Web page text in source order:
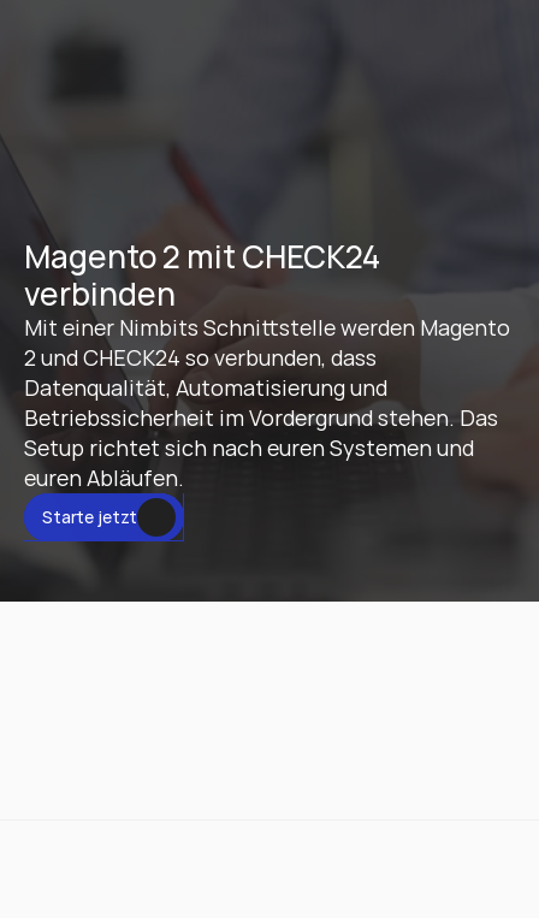
Magento 2 mit CHECK24
verbinden
Mit einer Nimbits Schnittstelle werden Magento
2 und CHECK24 so verbunden, dass
Datenqualität, Automatisierung und
Betriebssicherheit im Vordergrund stehen. Das
Setup richtet sich nach euren Systemen und
euren Abläufen.
Starte jetzt